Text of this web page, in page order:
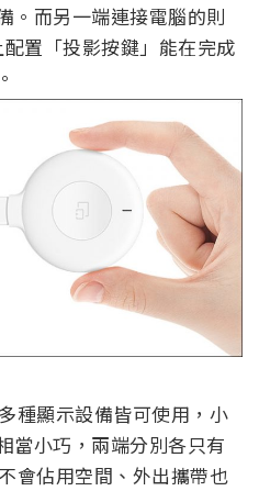
。而另一端連接電腦的則
置「投影按鍵」能在完成
種顯示設備皆可使用，小
當小巧，兩端分別各只有
會佔用空間、外出攜帶也